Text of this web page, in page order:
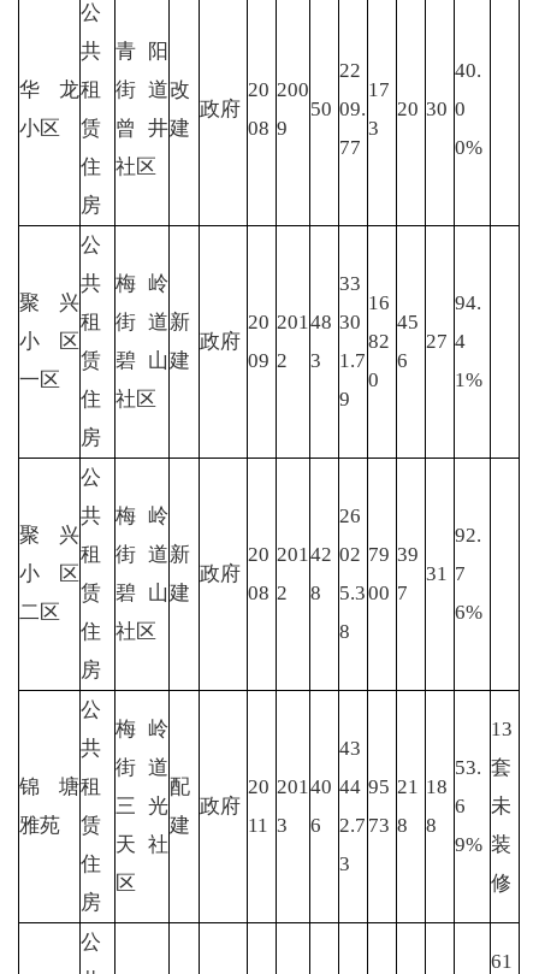
华龙
小区
公
共
租
赁
住
房
青阳
街道
曾井
社区
改
建
政府
20
08
200
9
50
22
09.
77
17
3
20 30
40.
0
0%
聚兴
小区
一区
公
共
租
赁
住
房
梅岭
街道
碧山
社区
新
建
政府
20
09
201
2
48
3
33
30
1.7
9
16
82
0
45
6
27
94.
4
1%
聚兴
小区
二区
公
共
租
赁
住
房
梅岭
街道
碧山
社区
新
建
政府
20
08
201
2
42
8
26
02
5.3
8
79
00
39
7
31
92.
7
6%
锦塘
雅苑
公
共
租
赁
住
房
梅岭
街道
三光
天社
区
配
建
政府
20
11
201
3
40
6
43
44
2.7
3
95
73
21
8
18
8
53.
6
9%
13
套
未
装
修
公
61